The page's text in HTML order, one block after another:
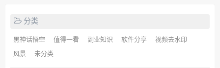
分类
黑神话悟空 值得一看 副业知识 软件分享 视频去水印
风景 未分类